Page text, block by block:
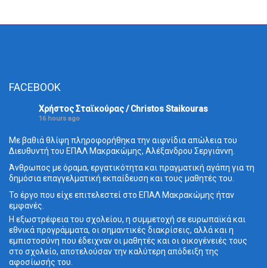
FACEBOOK
Χρήστος Σταϊκούρας / Christos Staikouras
16 hours ago
Με βαθιά θλίψη πληροφορήθηκα την αιφνίδια απώλεια του
Διευθυντή του ΕΠΑΛ Μακρακώμης, Αλέξανδρου Σεργιάννη.
Άνθρωπος με όραμα, εργατικότητα και πραγματική αγάπη για τη
δημόσια επαγγελματική εκπαίδευση και τους μαθητές του.
Το έργο που είχε επιτελεστεί στο ΕΠΑΛ Μακρακώμης ήταν
εμφανές.
Η εξωστρέφεια του σχολείου, η συμμετοχή σε ευρωπαϊκά και
εθνικά προγράμματα, οι σημαντικές διακρίσεις, αλλά και η
εμπιστοσύνη που έδειχναν οι μαθητές και οι οικογένειές τους
στο σχολείο, αποτελούσαν την καλύτερη απόδειξη της
αφοσίωσής του.